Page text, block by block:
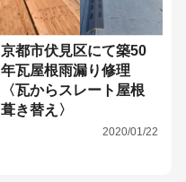
京都市伏見区にて築50
年瓦屋根雨漏り修理
〈瓦からスレート屋根
葺き替え〉
2020/01/22